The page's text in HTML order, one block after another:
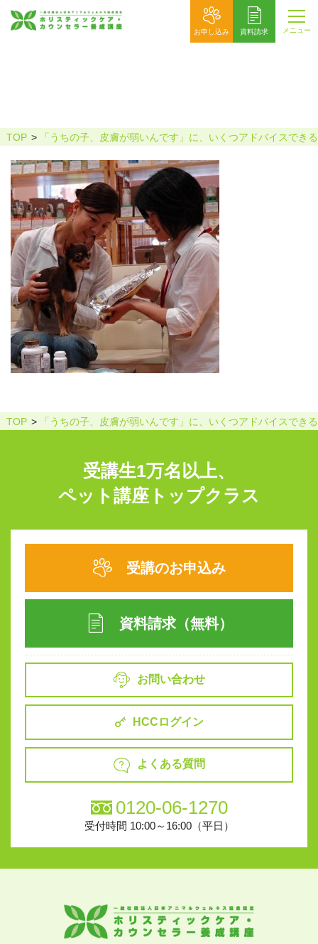
お申し込み 資料請求 メニュー
TOP 「うちの子、皮膚が弱いんです」に、いくつアドバイスでき
TOP 「うちの子、皮膚が弱いんです」に、いくつアドバイスでき
受講生1万名以上、
ペット講座トップクラス
受講のお申込み
資料請求（無料）
お問い合わせ
HCCログイン
よくある質問
0120-06-1270
受付時間 10:00～16:00（平日）